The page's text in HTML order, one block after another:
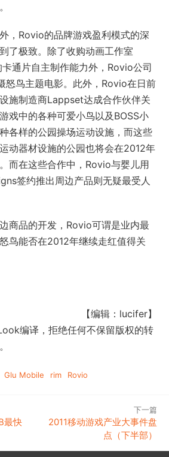
，Rovio的品牌游戏盈利模式的深
了极致。除了收购动画工作室
通片自主制作能力外，Rovio公司
怒鸟主题电影。此外，Rovio在日前
施制造商Lappset达成合作伙伴关
戏中的各种可爱小鸟以及BOSS小
各样的公园操场运动设施，而这些
动器材设施的公园也将会在2012年
而在这些合作中，Rovio与婴儿用
签约推出周边产品则无疑最受人
商品的开发，Rovio可谓是业内最
鸟能否在2012年继续走红值得关
【编辑：lucifer】
编译，拒绝任何不保留版权的转
Glu Mobile rim Rovio
最快
下一篇
2011移动游戏产业大事件盘
点（下半部）